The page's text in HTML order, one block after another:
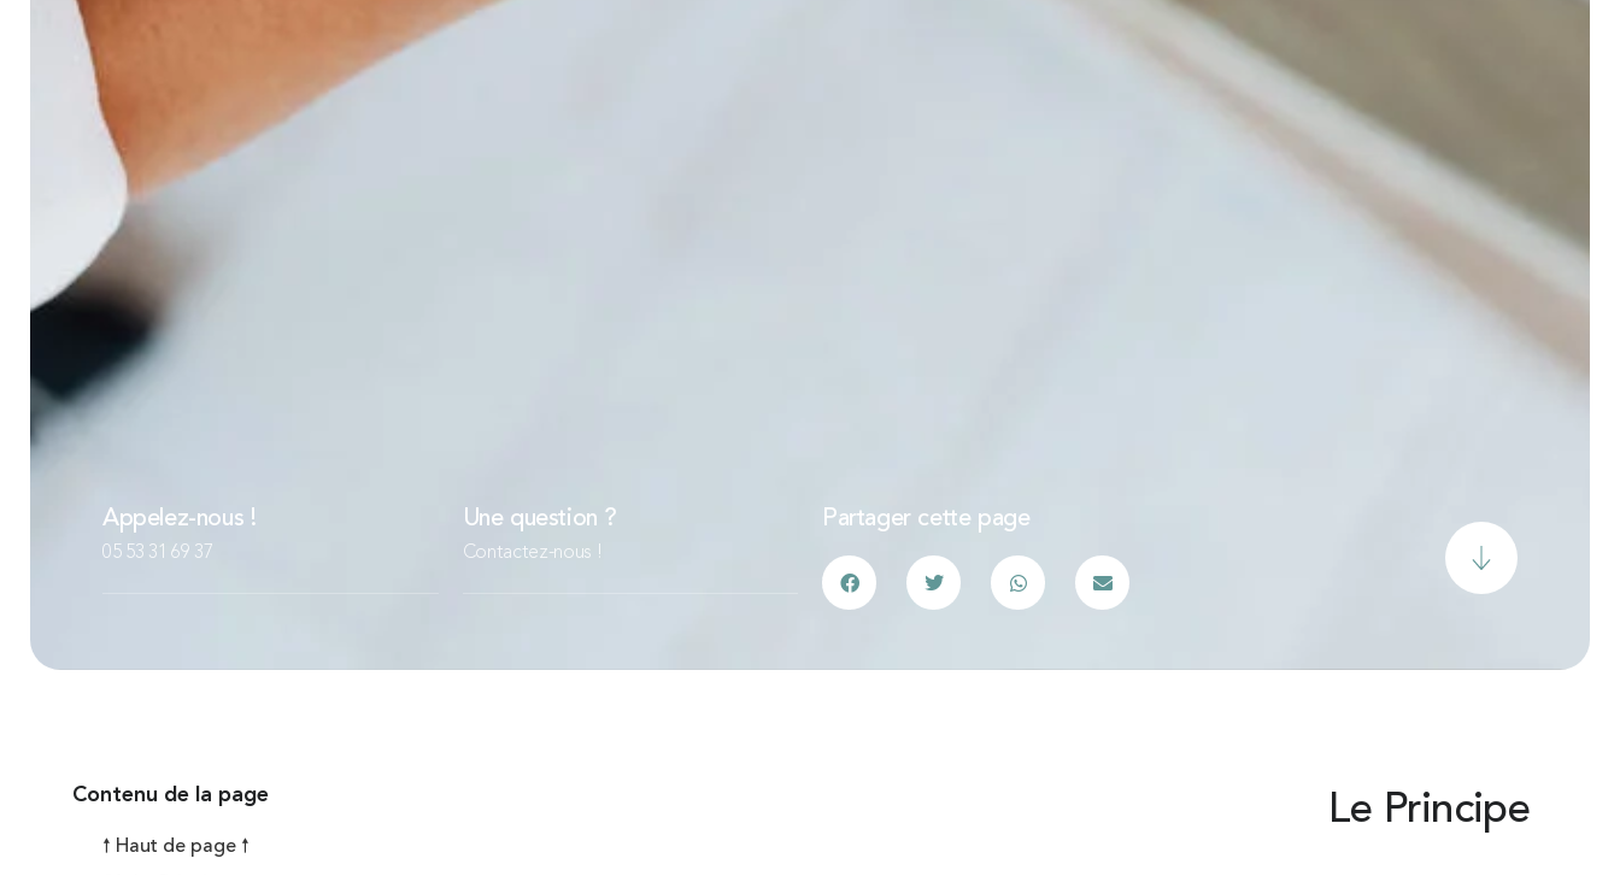
Appelez-nous !
05 53 31 69 37
Une question ?
Contactez-nous !
Partager cette page
Contenu de la page
🠕 Haut de page 🠕
Le Principe